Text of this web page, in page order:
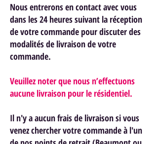
Nous entrerons en contact avec vous
dans les 24 heures suivant la réception
de votre commande pour discuter des
modalités de livraison de votre
commande.
Veuillez noter que nous n’effectuons
aucune livraison pour le résidentiel.
Il n'y a aucun frais de livraison si vous
venez chercher votre commande à l'un